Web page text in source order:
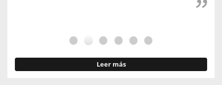
Leer más